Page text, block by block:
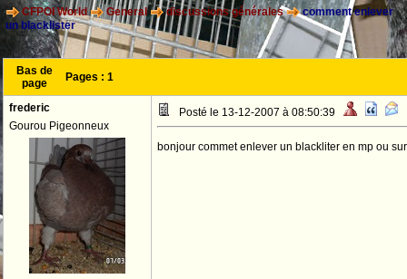
CFPOI World General discussions générales
comment enlever
un blacklister
Bas de
page
Pages : 1
frederic
Gourou Pigeonneux
Posté le 13-12-2007 à 08:50:39
bonjour commet enlever un blackliter en mp ou